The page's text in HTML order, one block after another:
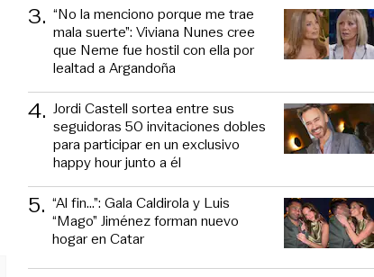
3. “No la menciono porque me trae
mala suerte”: Viviana Nunes cree
que Neme fue hostil con ella por
lealtad a Argandoña
4. Jordi Castell sortea entre sus
seguidoras 50 invitaciones dobles
para participar en un exclusivo
happy hour junto a él
5. “Al fin…”: Gala Caldirola y Luis
“Mago” Jiménez forman nuevo
hogar en Catar